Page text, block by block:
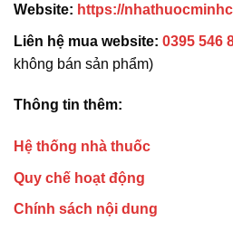
Website: https://
Liên hệ mua website: 0395 546
không bán sản phẩm)
Thông tin thêm:
Hệ thống nhà thuốc
Quy chế hoạt động
Chính sách nội dung